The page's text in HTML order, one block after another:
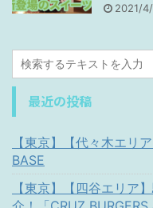
2021/
最近の投稿
【東京】【代々木エリ
BASE
【東京】【四谷エリア